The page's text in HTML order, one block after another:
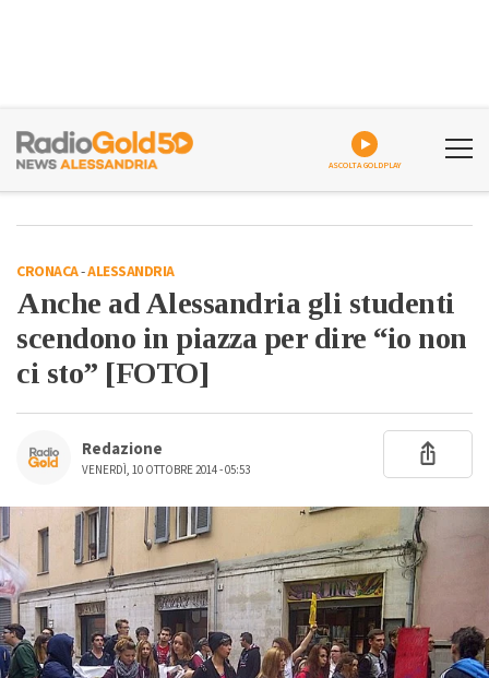
ASCOLTA GOLDPLAY
CRONACA-ALESSANDRIA
Anche ad Alessandria gli studenti
scendono in piazza per dire “io non
ci sto” [FOTO]
Redazione
VENERDÌ, 10 OTTOBRE 2014 - 05:53